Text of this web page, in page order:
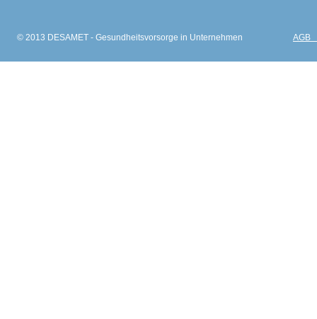
© 2013 DESAMET - Gesundheitsvorsorge in Unternehmen AGB